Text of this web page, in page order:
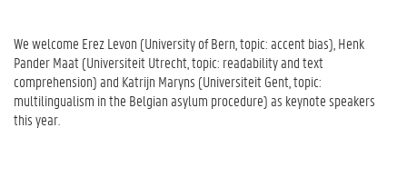
We welcome Erez Levon (University of Bern, topic: accent bias), Henk
Pander Maat (Universiteit Utrecht, topic: readability and text
comprehension) and Katrijn Maryns (Universiteit Gent, topic:
multilingualism in the Belgian asylum procedure) as keynote speakers
this year.